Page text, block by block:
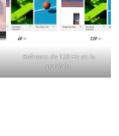
Refresco de 120 Hz en la
pantalla